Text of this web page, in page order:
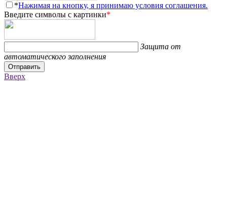
*Нажимая на кнопку, я принимаю условия соглашения.
Введите символы с картинки*
Защита от
автоматического заполнения
Отправить
Вверх